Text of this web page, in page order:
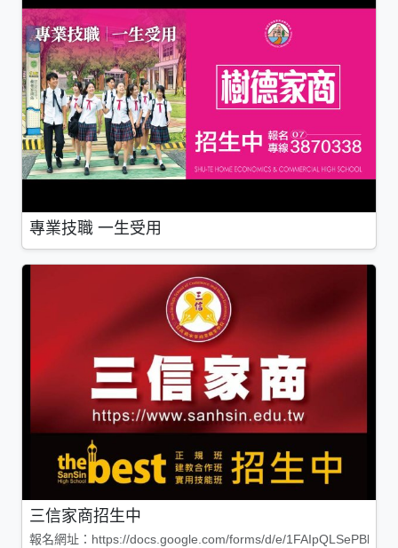
專業技職 一生受用
三信家商招生中
報名網址：https://docs.google.com/forms/d/e/